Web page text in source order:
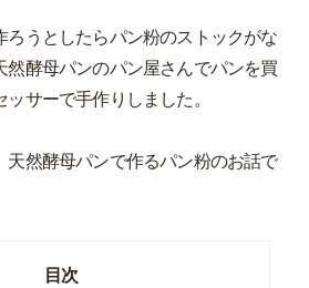
ろうとしたらパン粉のストックがな
然酵母パンのパン屋さんでパンを買
サーで手作りしました。
天然酵母パンで作るパン粉のお話で
目次